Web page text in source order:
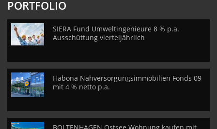
PORTFOLIO
SIERA Fund Umweltingenieure 8 % p.a.
Ausschüttung vierteljährlich
Habona Nahversorgungsimmobilien Fonds 09
mit 4 % netto p.a.